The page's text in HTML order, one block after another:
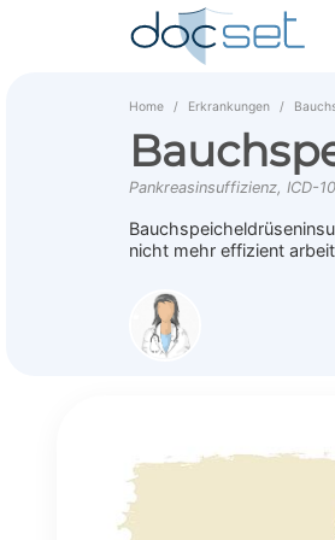
Home Erkrankungen
Pankreasinsuffizienz, ICD-
nicht mehr effizient